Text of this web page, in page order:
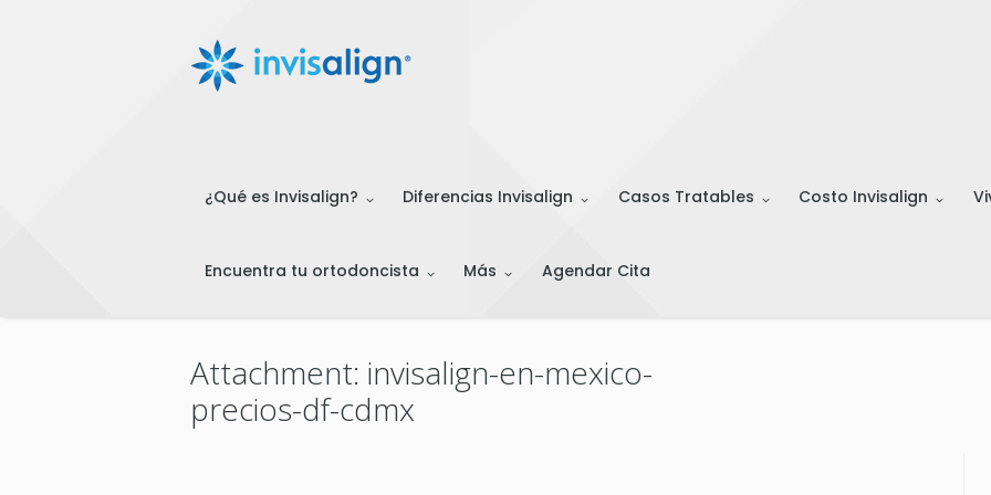
¿Qué es Invisalign? Diferencias Invisalign Casos Tratables Costo Invisalign
Encuentra tu ortodoncista Más Agendar Cita
Attachment: invisalign-en-mexico-
precios-df-cdmx